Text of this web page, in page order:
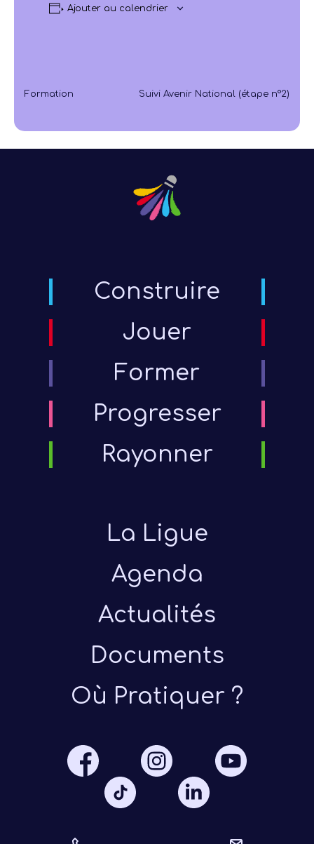
Ajouter au calendrier
Formation Suivi Avenir National (étape n°2)
Construire
Jouer
Former
Progresser
Rayonner
La Ligue
Agenda
Actualités
Documents
Où Pratiquer ?